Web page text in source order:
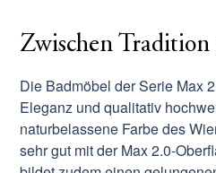
Zwischen
Die Badmöbel der Serie Max
Eleganz und qualitativ
naturbelassene Farbe des
sehr gut mit der Max 2.0-